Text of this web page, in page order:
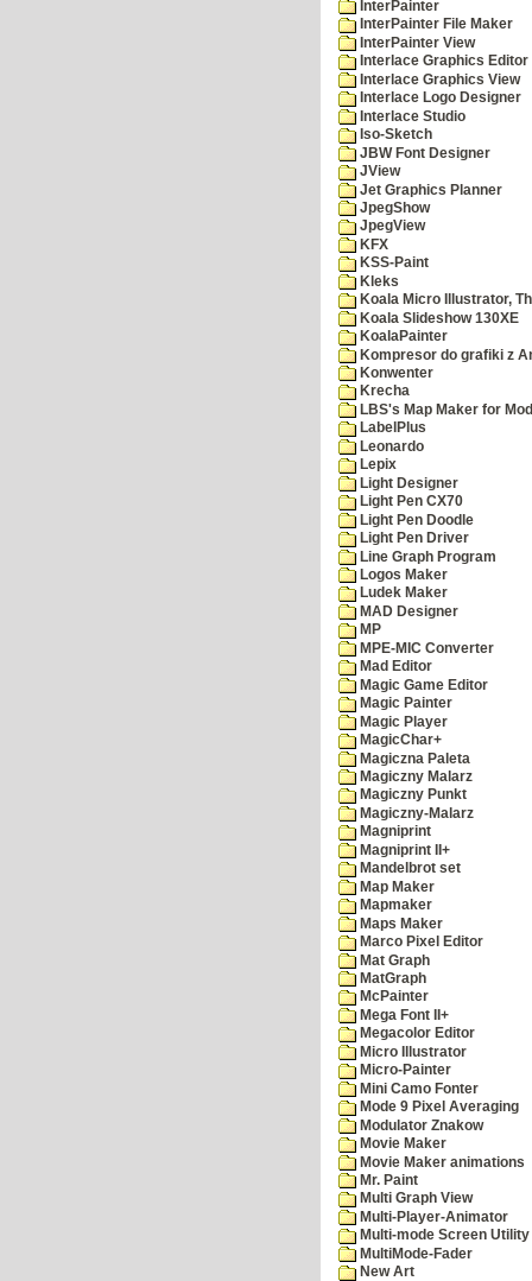
InterPainter
InterPainter File Maker
InterPainter View
Interlace Graphics Editor
Interlace Graphics View
Interlace Logo Designer
Interlace Studio
Iso-Sketch
JBW Font Designer
JView
Jet Graphics Planner
JpegShow
JpegView
KFX
KSS-Paint
Kleks
Koala Micro Illustrator,
Koala Slideshow 130XE
KoalaPainter
Kompresor do grafiki z
Konwenter
Krecha
LBS's Map Maker for
LabelPlus
Leonardo
Lepix
Light Designer
Light Pen CX70
Light Pen Doodle
Light Pen Driver
Line Graph Program
Logos Maker
Ludek Maker
MAD Designer
MP
MPE-MIC Converter
Mad Editor
Magic Game Editor
Magic Painter
Magic Player
MagicChar+
Magiczna Paleta
Magiczny Malarz
Magiczny Punkt
Magiczny-Malarz
Magniprint
Magniprint II+
Mandelbrot set
Map Maker
Mapmaker
Maps Maker
Marco Pixel Editor
Mat Graph
MatGraph
McPainter
Mega Font II+
Megacolor Editor
Micro Illustrator
Micro-Painter
Mini Camo Fonter
Mode 9 Pixel Averaging
Modulator Znakow
Movie Maker
Movie Maker animations
Mr. Paint
Multi Graph View
Multi-Player-Animator
Multi-mode Screen Utility
MultiMode-Fader
New Art